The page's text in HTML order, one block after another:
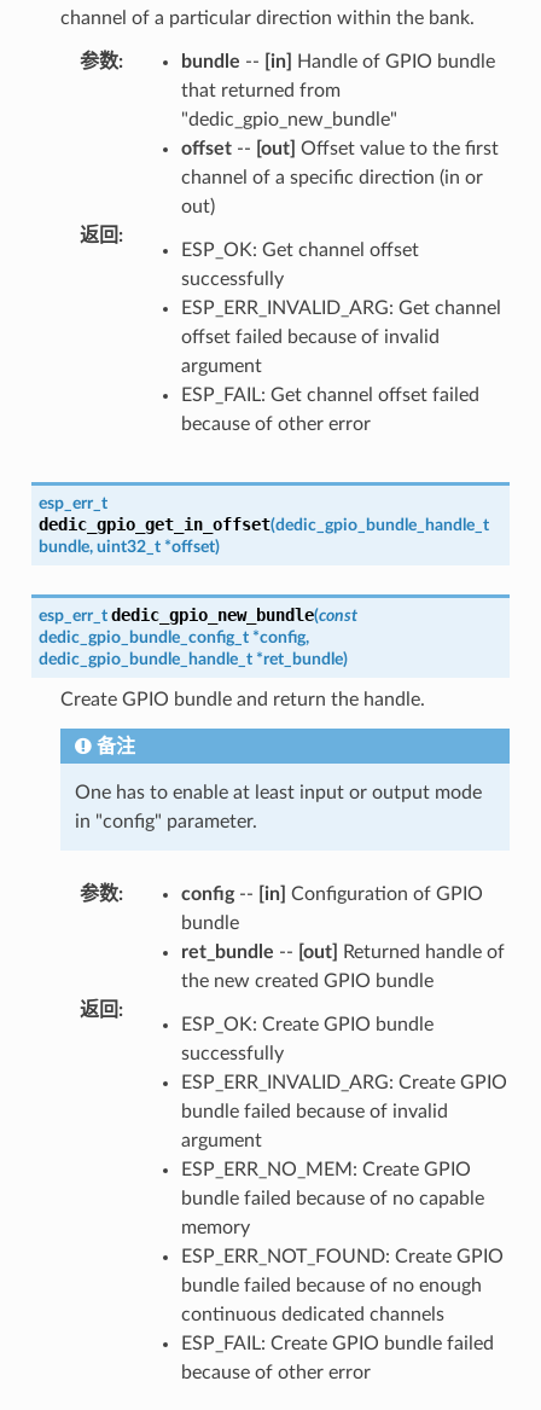
channel of a particular direction within the bank.
参数: bundle -- [in]
Handle of GPIO bundle
that returned from
"dedic_gpio_new_bundle"
offset-- [out] Offset value to the first
channel of a specific direction (in or
out)
返回 :
ESP_OK: Get channel offset
successfully
ESP_ERR_INVALID_ARG: Get channel
offset failed because of invalid
argument
ESP_FAIL: Get channel offset failed
because of other error
esp_err_t
dedic_gpio_get_in_offset(dedic_gpio_bundle_handle_t
bundle, uint32_t *offset)
esp_err_t dedic_gpio_new_bundle(const
dedic_gpio_bundle_config_t *config,
dedic_gpio_bundle_handle_t *ret_bundle)
Create GPIO bundle and return the handle.
备注
One has to enable at least input or output mode
in "config" parameter.
参数: config-- [in] Configuration of GPIO
bundle
ret_bundle -- [out]
Returned handle of
the new created GPIO bundle
返回 :
ESP_OK: Create GPIO bundle
successfully
ESP_ERR_INVALID_ARG: Create GPIO
bundle failed because of invalid
argument
ESP_ERR_NO_MEM: Create GPIO
bundle failed because of no capable
memory
ESP_ERR_NOT_FOUND: Create GPIO
bundle failed because of no enough
continuous dedicated channels
ESP_FAIL: Create GPIO bundle failed
because of other error